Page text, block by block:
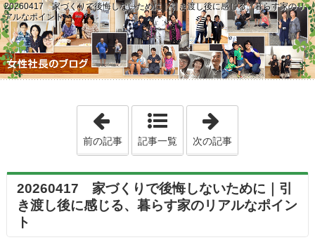
20260417 家づくりで後悔しないために｜引き渡し後に感じる、暮らす家のリ
アルなポイント
「20260416 春の強風で増える網戸ト
前の記事 記事一覧 次の記事
20260417 家づくりで後悔しないために｜引
き渡し後に感じる、暮らす家のリアルなポイン
ト